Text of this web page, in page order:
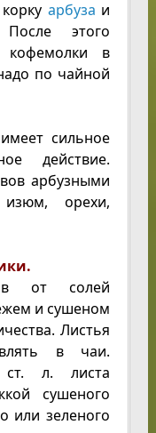
арбуза и
этого
в
по чайной
сильное
действие.
арбузными
орехи,
от солей
и сушеном
Листья
в чаи.
л. листа
сушеного
или зеленого